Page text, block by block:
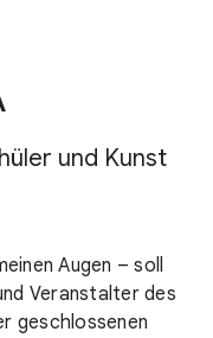
und Kunst
Augen – soll
Veranstalter des
geschlossenen